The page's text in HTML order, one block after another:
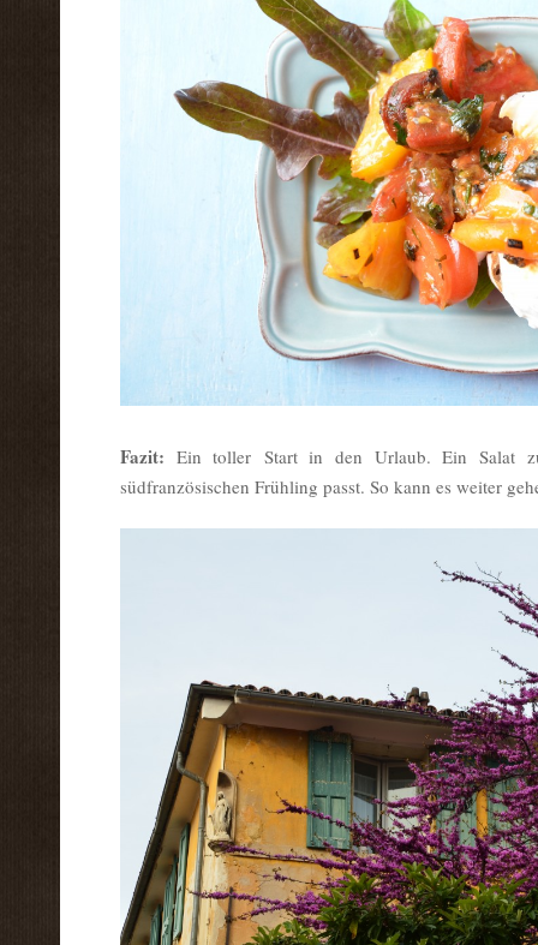
Fazit: Ein toller Start in den Urlaub. Ein Salat
südfranzösischen Frühling passt. So kann es weiter